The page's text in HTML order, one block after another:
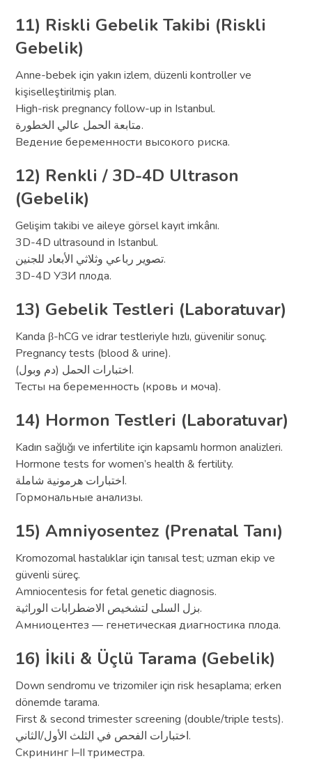
11) Riskli Gebelik Takibi (Riskli
Gebelik)
Anne-bebek için yakın izlem, düzenli kontroller ve
kişiselleştirilmiş plan.
High-risk pregnancy follow-up in Istanbul.
متابعة الحمل عالي الخطورة.
Ведение беременности высокого риска.
12) Renkli / 3D-4D Ultrason
(Gebelik)
Gelişim takibi ve aileye görsel kayıt imkânı.
3D-4D ultrasound in Istanbul.
تصوير رباعي وثلاثي الأبعاد للجنين.
3D-4D УЗИ плода.
13) Gebelik Testleri (Laboratuvar)
Kanda β-hCG ve idrar testleriyle hızlı, güvenilir sonuç.
Pregnancy tests (blood & urine).
اختبارات الحمل (دم وبول).
Тесты на беременность (кровь и моча).
14) Hormon Testleri (Laboratuvar)
Kadın sağlığı ve infertilite için kapsamlı hormon analizleri.
Hormone tests for women’s health & fertility.
اختبارات هرمونية شاملة.
Гормональные анализы.
15) Amniyosentez (Prenatal Tanı)
Kromozomal hastalıklar için tanısal test; uzman ekip ve
güvenli süreç.
Amniocentesis for fetal genetic diagnosis.
بزل السلى لتشخيص الاضطرابات الوراثية.
Амниоцентез — генетическая диагностика плода.
16) İkili & Üçlü Tarama (Gebelik)
Down sendromu ve trizomiler için risk hesaplama; erken
dönemde tarama.
First & second trimester screening (double/triple tests).
اختبارات الفحص في الثلث الأول/الثاني.
Скрининг I–II триместра.